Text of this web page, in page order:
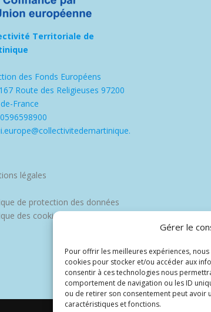
Gérer le
Pour offrir les meilleures expériences,
cookies pour stocker et/ou accéder aux
consentir à ces technologies nous
comportement de navigation ou les ID
ou de retirer son consentement peut avoir
caractéristiques et fonctions.
Territoriale de
des Fonds Européens
Route des Religieuses 97200
France
légales
de protection des données
des cookies